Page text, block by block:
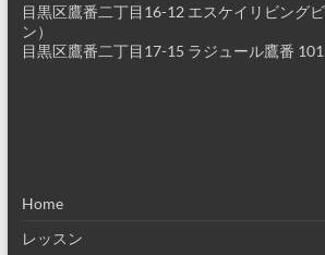
目黒区鷹番二丁目16-12 エスケイリビング
ン）
目黒区鷹番二丁目17-15 ラジュール鷹番 101
Home
レッスン